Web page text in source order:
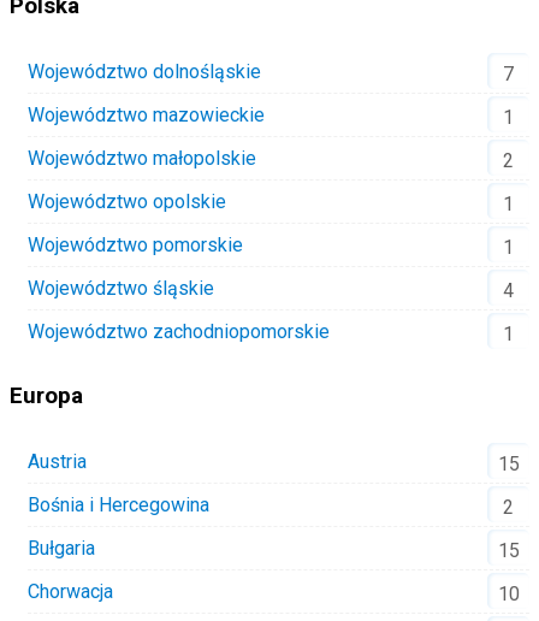
Polska
Województwo dolnośląskie
7
Województwo mazowieckie
1
Województwo małopolskie
2
Województwo opolskie
1
Województwo pomorskie
1
Województwo śląskie
4
Województwo zachodniopomorskie
1
Europa
Austria
15
Bośnia i Hercegowina
2
Bułgaria
15
Chorwacja
10